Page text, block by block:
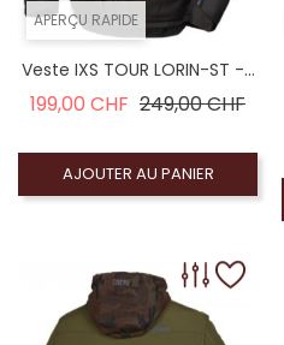
APERÇU RAPIDE
Veste IXS TOUR LORIN-ST -...
199,00 CHF Prix de base
249,00 CHFPrix
AJOUTER AU PANIER